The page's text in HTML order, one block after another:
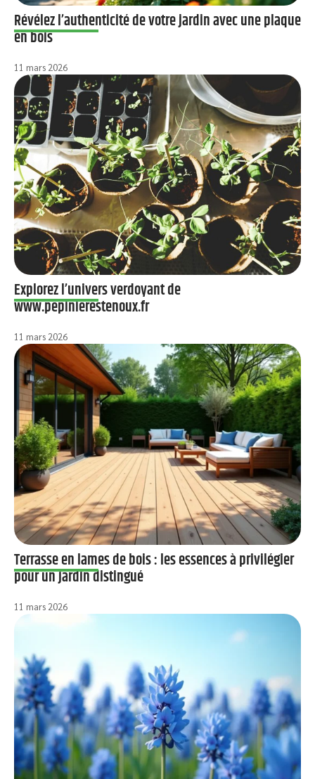
Révélez l’authenticité de votre jardin avec une plaque
en bois
11 mars 2026
Explorez l’univers verdoyant de
www.pepinierestenoux.fr
11 mars 2026
Terrasse en lames de bois : les essences à privilégier
pour un jardin distingué
11 mars 2026